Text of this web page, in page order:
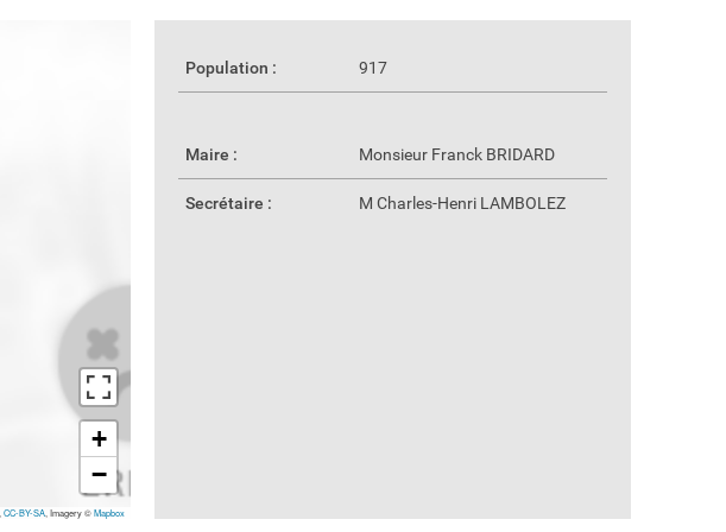
Population : 917
Maire : Monsieur Franck BRIDARD
Secrétaire : M Charles-Henri LAMBOLEZ
+
−
CC-BY-SA, Imagery ©Mapbox